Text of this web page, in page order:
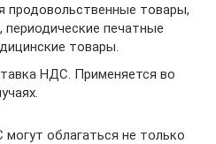
продовольственные товары,
печатные
товары.
НДС. Применяется во
облагаться не только